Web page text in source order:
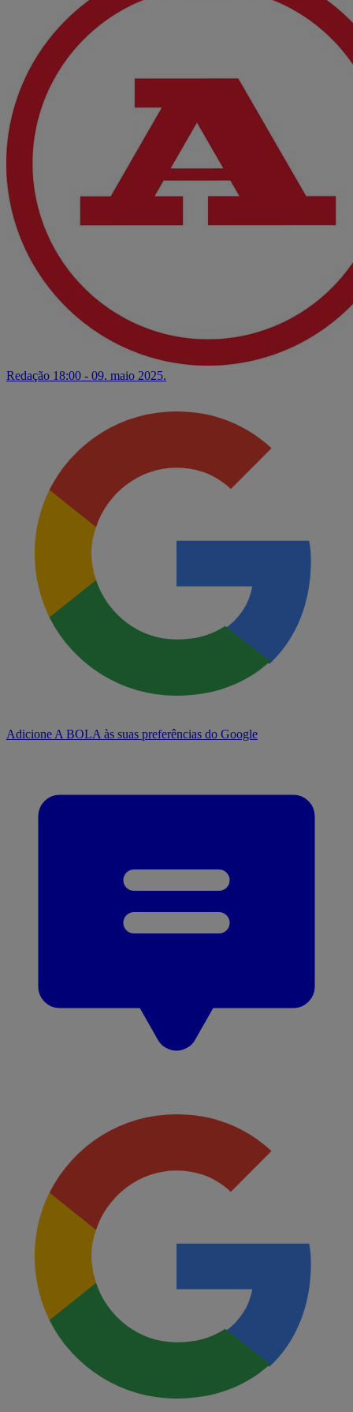
Redação 18:00 - 09. maio 2025.
Adicione A BOLA às suas preferências do Google